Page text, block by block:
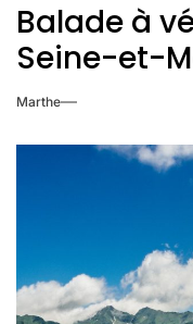
Balade à
Seine-et-
Marthe